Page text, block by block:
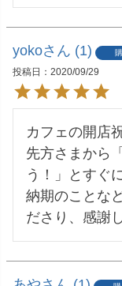
yoko 1
投稿日
2020/09/29
カフェの開店
先方さまから
う！」とすぐ
納期のことな
ださり、感謝